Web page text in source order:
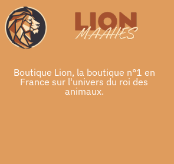
Boutique Lion, la boutique n°1 en
France sur l'univers du roi des
animaux.